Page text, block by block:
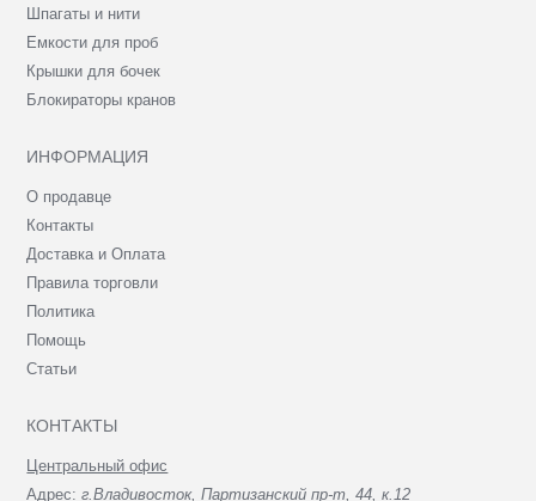
Шпагаты и нити
Емкости для проб
Крышки для бочек
Блокираторы кранов
ИНФОРМАЦИЯ
О продавце
Контакты
Доставка и Оплата
Правила торговли
Политика
Помощь
Статьи
КОНТАКТЫ
Центральный офис
Адрес:г.Владивосток, Партизанский пр-т, 44, к.12